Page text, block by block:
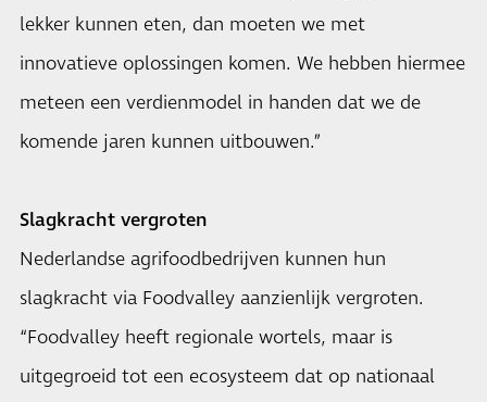
lekker kunnen eten, dan moeten we met
innovatieve oplossingen komen. We hebben hiermee
meteen een verdienmodel in handen dat we de
komende jaren kunnen uitbouwen.”
Slagkracht vergroten
Nederlandse agrifoodbedrijven kunnen hun
slagkracht via Foodvalley aanzienlijk vergroten.
“Foodvalley heeft regionale wortels, maar is
uitgegroeid tot een ecosysteem dat op nationaal